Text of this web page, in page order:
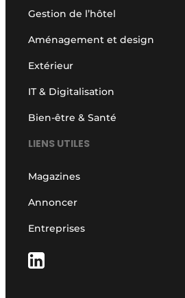
Gestion de l’hôtel
Aménagement et design
Extérieur
IT & Digitalisation
Bien-être & Santé
LIENS UTILES
Magazines
Annoncer
Entreprises